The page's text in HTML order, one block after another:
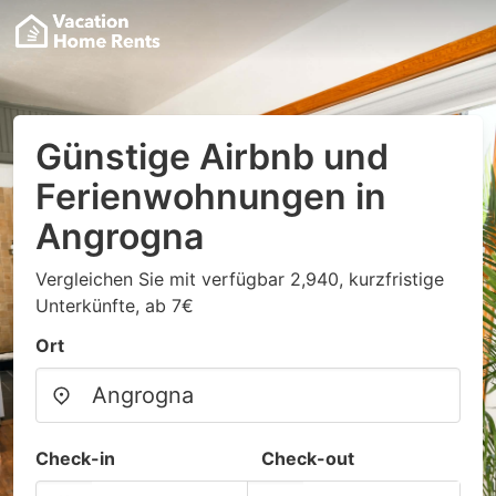
Günstige Airbnb und
Ferienwohnungen in
Angrogna
Vergleichen Sie mit verfügbar 2,940, kurzfristige
Unterkünfte, ab 7€
Ort
Check-in Check-out